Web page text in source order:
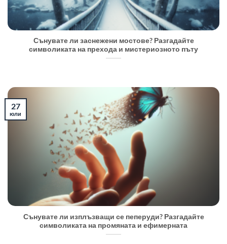
Сънувате ли заснежени мостове? Разгадайте
символиката на прехода и мистериозното пъту
Сънувате ли изплъзващи се пеперуди? Разгадайте
символиката на промяната и ефимерната
27
юли